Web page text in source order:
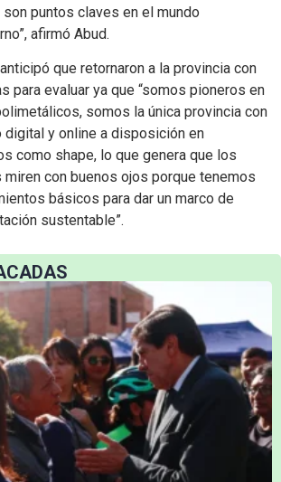
puntos claves en el mundo
afirmó Abud.
que retornaron a la provincia con
para evaluar ya que “somos pioneros en
somos la única provincia con
digital y online a disposición en
como shape, lo que genera que los
con buenos ojos porque tenemos
básicos para dar un marco de
sustentable”.